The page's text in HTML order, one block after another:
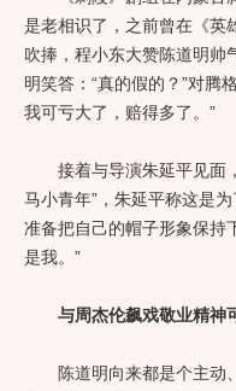
是老相识了，之前曾在《英
吹捧，程小东大赞陈道明帅
明笑答：“真的假的？”对腾
我可亏大了，赔得多了。”
接着与导演朱延平见面，
马小青年”，朱延平称这是
准备把自己的帽子形象保持
是我。”
与周杰伦飙戏敬业精神
陈道明向来都是个主动、